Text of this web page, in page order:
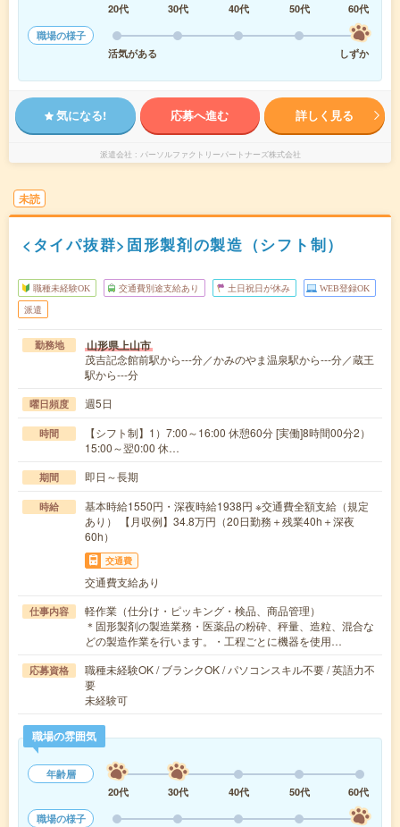
20代 30代 40代 50代
60代
職場の様子
活気がある
しずか
気になる! 応募へ進む 詳しく見る
派遣会社 パーソルファクトリーパートナーズ株式会社
未読
<タイパ抜群>固形製剤の製造（シフト制）
職種未経験OK 交通費別途支給あり 土日祝日が休み WEB登録OK
派遣
勤務地 山形県上山市
茂吉記念館前駅から---分／かみのやま温泉駅から---分／蔵王
駅から---分
曜日頻度 週5日
時間
【シフト制】1）7:00～16:00 休憩60分 [実働]8時間00分2）
15:00～翌0:00 休…
期間 即日～長期
時給
基本時給1550円・深夜時給1938円 ※交通費全額支給（規定
あり） 【月収例】34.8万円（20日勤務＋残業40h＋深夜
60h）
交通費
交通費支給あり
仕事内容
軽作業（仕分け・ピッキング・検品、商品管理）
＊固形製剤の製造業務・医薬品の粉砕、秤量、造粒、混合な
どの製造作業を行います。・工程ごとに機器を使用…
応募資格
職種未経験OK / ブランクOK / パソコンスキル不要 / 英語力不
要
未経験可
職場の雰囲気
年齢層
20代
30代 40代 50代
60代
職場の様子